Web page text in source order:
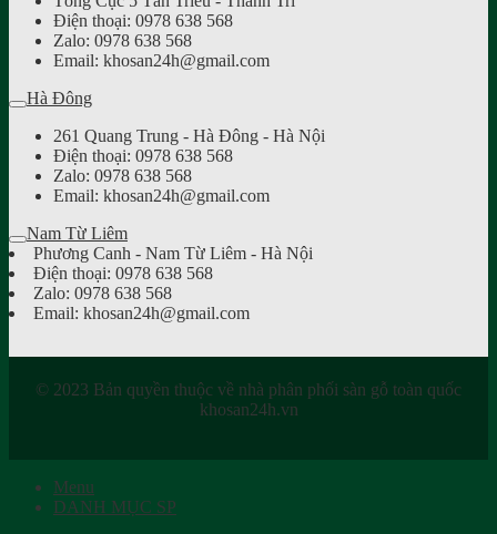
Điện thoại: 0978 638 568
Zalo: 0978 638 568
Email: khosan24h@gmail.com
Hà Đông
261 Quang Trung - Hà Đông - Hà Nội
Điện thoại: 0978 638 568
Zalo: 0978 638 568
Email: khosan24h@gmail.com
Nam Từ Liêm
Phương Canh - Nam Từ Liêm - Hà Nội
Điện thoại: 0978 638 568
Zalo: 0978 638 568
Email: khosan24h@gmail.com
© 2023 Bản quyền thuộc về nhà phân phối sàn gỗ toàn quốc
khosan24h.vn
Menu
DANH MỤC SP